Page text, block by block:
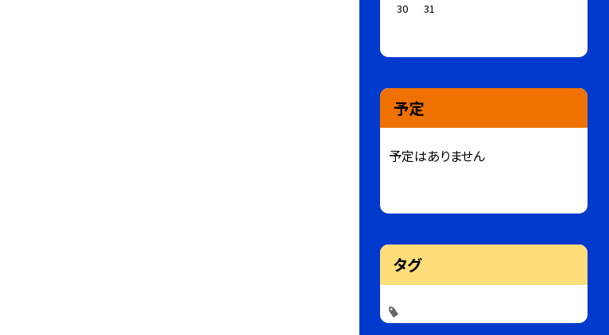
30
31
予定
予定はありません
タグ